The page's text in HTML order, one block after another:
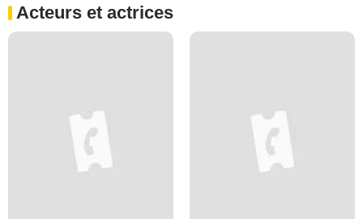
Acteurs et actrices